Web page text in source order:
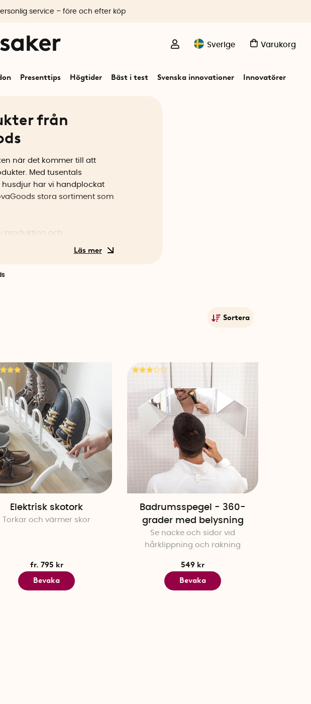
Sverige Varukorg
Presenttips Högtider Bäst i test Svenska innovationer Innovatörer
service – före och efter köp
från
när det kommer till att
Med tusentals
husdjur har vi handplockat
stora sortiment som
produktion och
Sortera
Namn Ö-A
Lägsta pris
Högsta pris
Publiceringsdatum
Elektrisk skotork
Torkar och värmer skor
fr. 795 kr
Bevaka
Badrumsspegel - 360-
grader med belysning
Se nacke och sidor vid
hårklippning och rakning
549 kr
Bevaka